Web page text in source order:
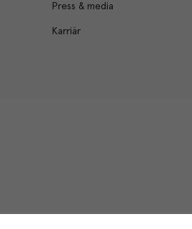
Press & media
Karriär